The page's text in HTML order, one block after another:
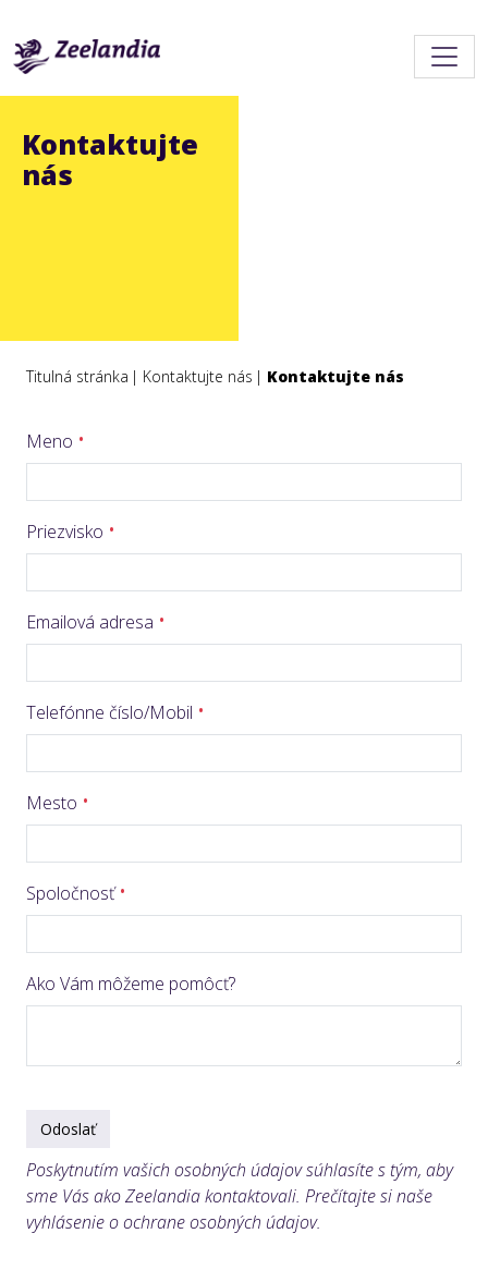
Kontaktujte
nás
Titulná stránka Kontaktujte nás Kontaktujte nás
Meno
Priezvisko
Emailová adresa
Telefónne číslo/Mobil
Mesto
Spoločnosť
Ako Vám môžeme pomôcť?
Odoslať
Poskytnutím vašich osobných údajov súhlasíte s tým, aby
sme Vás ako Zeelandia kontaktovali. Prečítajte si naše
vyhlásenie o ochrane osobných údajov.